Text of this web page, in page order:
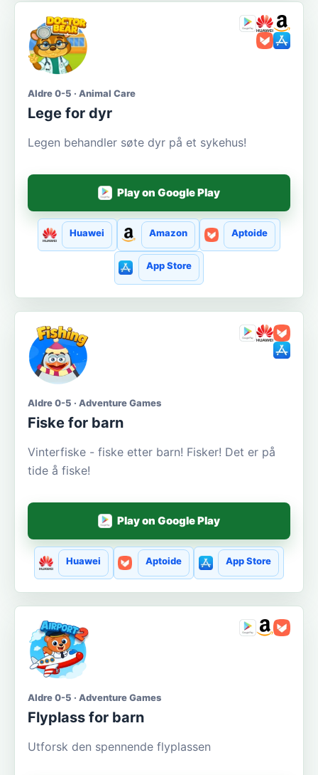
Aldre 0-5 · Animal Care
Lege for dyr
Legen behandler søte dyr på et sykehus!
Play on Google Play
Huawei Amazon Aptoide
App Store
Aldre 0-5 · Adventure Games
Fiske for barn
Vinterfiske - fiske etter barn! Fisker! Det er på
tide å fiske!
Play on Google Play
Huawei Aptoide App Store
Aldre 0-5 · Adventure Games
Flyplass for barn
Utforsk den spennende flyplassen